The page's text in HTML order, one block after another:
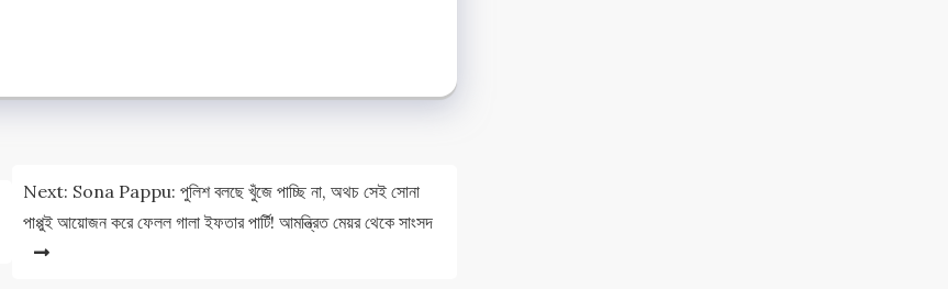
Next: Sona Pappu: পুলিশ বলছে খুঁজে পাচ্ছি না, অথচ সেই সোনা
পাপ্পুই আয়োজন করে ফেলল গালা ইফতার পার্টি! আমন্ত্রিত মেয়র থেকে সাংসদ